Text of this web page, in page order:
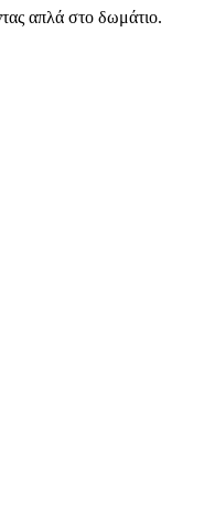
απλά στο δωμάτιο.